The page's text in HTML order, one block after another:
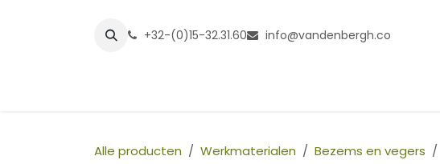
+32-(0)15-32.31.60 info@vandenbergh.co
Alle producten Werkmaterialen Bezems en vegers